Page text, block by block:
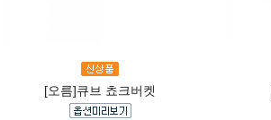
[오름]큐브 쵸크버켓